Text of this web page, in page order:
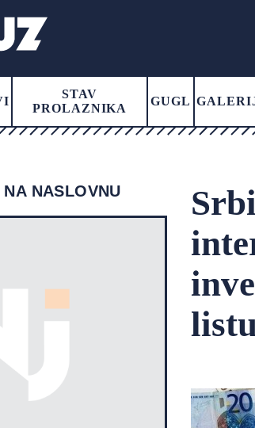
STAV
PROLAZNIKA
GUGL
NASLOVNU